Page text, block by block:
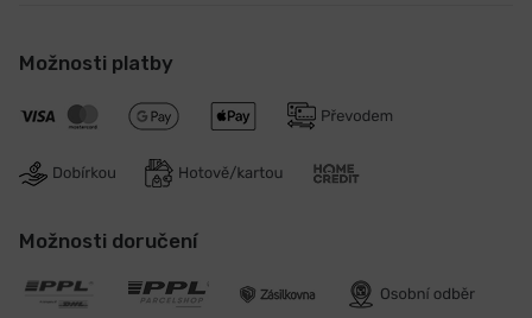
Možnosti platby
Možnosti doručení